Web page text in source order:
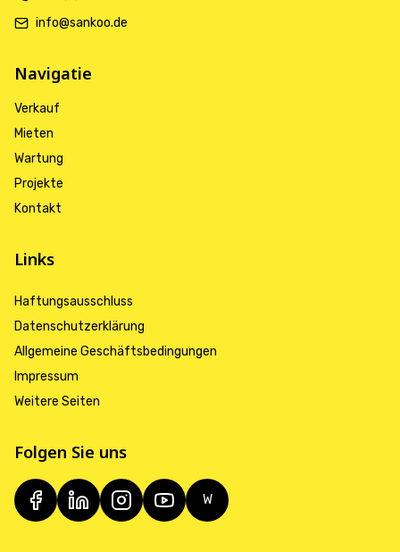
info@sankoo.de
Navigatie
Verkauf
Mieten
Wartung
Projekte
Kontakt
Links
Haftungsausschluss
Datenschutzerklärung
Allgemeine Geschäftsbedingungen
Impressum
Weitere Seiten
Folgen Sie uns
W